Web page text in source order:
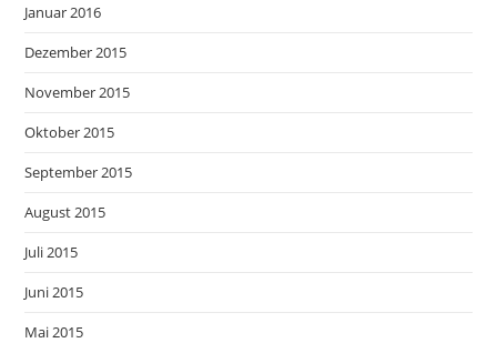
Januar 2016
Dezember 2015
November 2015
Oktober 2015
September 2015
August 2015
Juli 2015
Juni 2015
Mai 2015